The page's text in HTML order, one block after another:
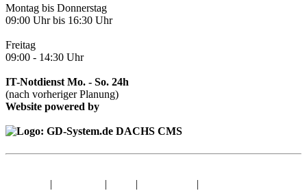
Montag bis Donnerstag
09:00 Uhr bis 16:30 Uhr
Freitag
09:00 - 14:30 Uhr
IT-Notdienst Mo. - So. 24h
(nach vorheriger Planung)
Website powered by
| | | |